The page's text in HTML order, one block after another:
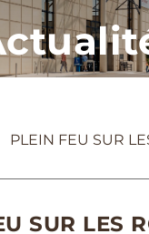
PLEIN FEU SUR
SUR LES